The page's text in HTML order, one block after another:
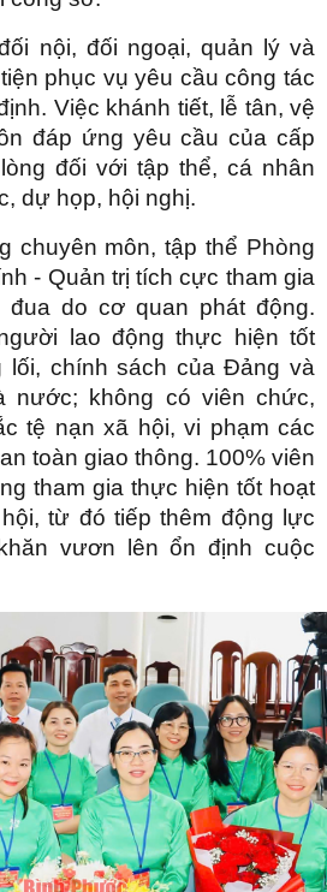
nội, đối ngoại, quản lý và
phục vụ yêu cầu công tác
Việc khánh tiết, lễ tân, vệ
đáp ứng yêu cầu của cấp
đối với tập thể, cá nhân
dự họp, hội nghị.
chuyên môn, tập thể Phòng
- Quản trị tích cực tham gia
đua do cơ quan phát động.
lao động thực hiện tốt
lối, chính sách của Đảng và
nước; không có viên chức,
tệ nạn xã hội, vi phạm các
toàn giao thông. 100% viên
tham gia thực hiện tốt hoạt
từ đó tiếp thêm động lực
vươn lên ổn định cuộc